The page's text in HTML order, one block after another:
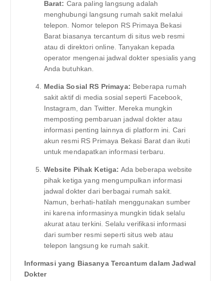
Barat: Cara paling langsung adalah
menghubungi langsung rumah sakit melalui
telepon. Nomor telepon RS Primaya Bekasi
Barat biasanya tercantum di situs web resmi
atau di direktori online. Tanyakan kepada
operator mengenai jadwal dokter spesialis yang
Anda butuhkan.
Media Sosial RS Primaya: Beberapa rumah
sakit aktif di media sosial seperti Facebook,
Instagram, dan Twitter. Mereka mungkin
memposting pembaruan jadwal dokter atau
informasi penting lainnya di platform ini. Cari
akun resmi RS Primaya Bekasi Barat dan ikuti
untuk mendapatkan informasi terbaru.
Website Pihak Ketiga: Ada beberapa website
pihak ketiga yang mengumpulkan informasi
jadwal dokter dari berbagai rumah sakit.
Namun, berhati-hatilah menggunakan sumber
ini karena informasinya mungkin tidak selalu
akurat atau terkini. Selalu verifikasi informasi
dari sumber resmi seperti situs web atau
telepon langsung ke rumah sakit.
Informasi yang Biasanya Tercantum dalam Jadwal
Dokter